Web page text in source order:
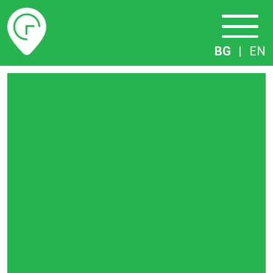
Разписание
BG | EN